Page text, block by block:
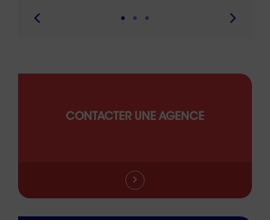
CONTACTER UNE AGENCE